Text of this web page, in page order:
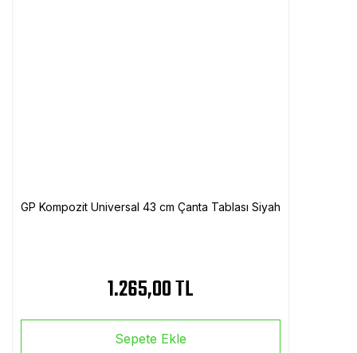
GP Kompozit Universal 43 cm Çanta Tablası Siyah
1.265,00 TL
Sepete Ekle